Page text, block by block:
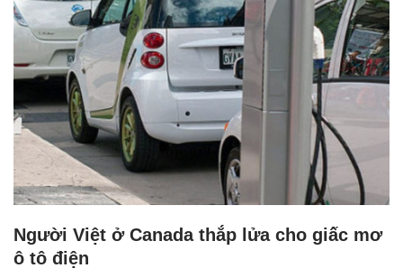
Người Việt ở Canada thắp lửa cho giấc mơ
ô tô điện